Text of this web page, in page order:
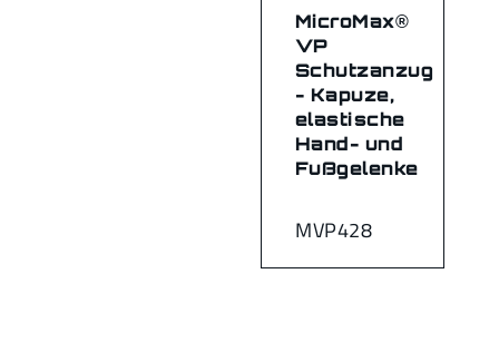
MVP428
MicroMax®
VP
Schutzanzug
- Kapuze,
elastische
Hand- und
Fußgelenke